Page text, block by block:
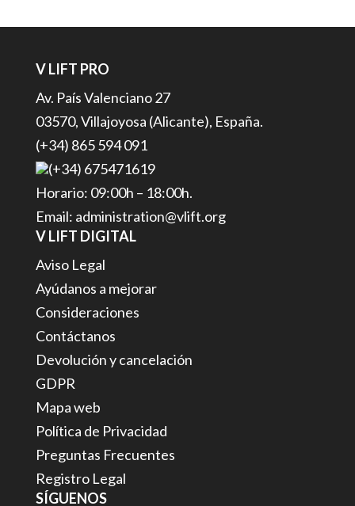
V LIFT PRO
Av. País Valenciano 27
03570, Villajoyosa (Alicante), España.
(+34) 865 594 091
(+34) 675471619
Horario: 09:00h – 18:00h.
Email: administration@vlift.org
V LIFT DIGITAL
Aviso Legal
Ayúdanos a mejorar
Consideraciones
Contáctanos
Devolución y cancelación
GDPR
Mapa web
Política de Privacidad
Preguntas Frecuentes
Registro Legal
SÍGUENOS